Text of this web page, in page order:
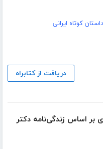
داستان کوتاه ایرانی
دریافت از کتابراه
بر اساس زندگی‌نامه دکتر